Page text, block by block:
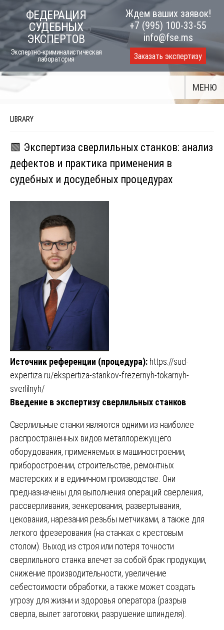
to
content
ФЕДЕРАЦИЯ
СУДЕБНЫХ
ЭКСПЕРТОВ
Экспертно-криминалистическая
лаборатория
Ждем ваших заявок!
+7 (995) 100-33-55
info@fse.ms
Заказать экспертизу
МЕНЮ
LIBRARY
🟩 Экспертиза сверлильных станков: анализ
дефектов и практика применения в
судебных и досудебных процедурах
Источник референции (процедура): https://sud-
expertiza.ru/ekspertiza-stankov-frezernyh-tokarnyh-
sverlilnyh/
Введение в экспертизу сверлильных станков
Сверлильные станки являются одними из наиболее
распространенных видов металлорежущего
оборудования, применяемых в машиностроении,
приборостроении, строительстве, ремонтных
мастерских и в единичном производстве. Они
предназначены для выполнения операций сверления,
рассверливания, зенкерования, развертывания,
цекования, нарезания резьбы метчиками, а также для
легкого фрезерования (на станках с крестовым
столом). Выход из строя или потеря точности
сверлильного станка влечет за собой брак продукции,
снижение производительности, увеличение
себестоимости обработки, а также может создать
угрозу для жизни и здоровья оператора (разрыв
сверла, вылет заготовки, разрушение шпинделя).